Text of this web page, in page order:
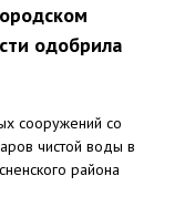
одобрила
сооружений со
чистой воды в
района